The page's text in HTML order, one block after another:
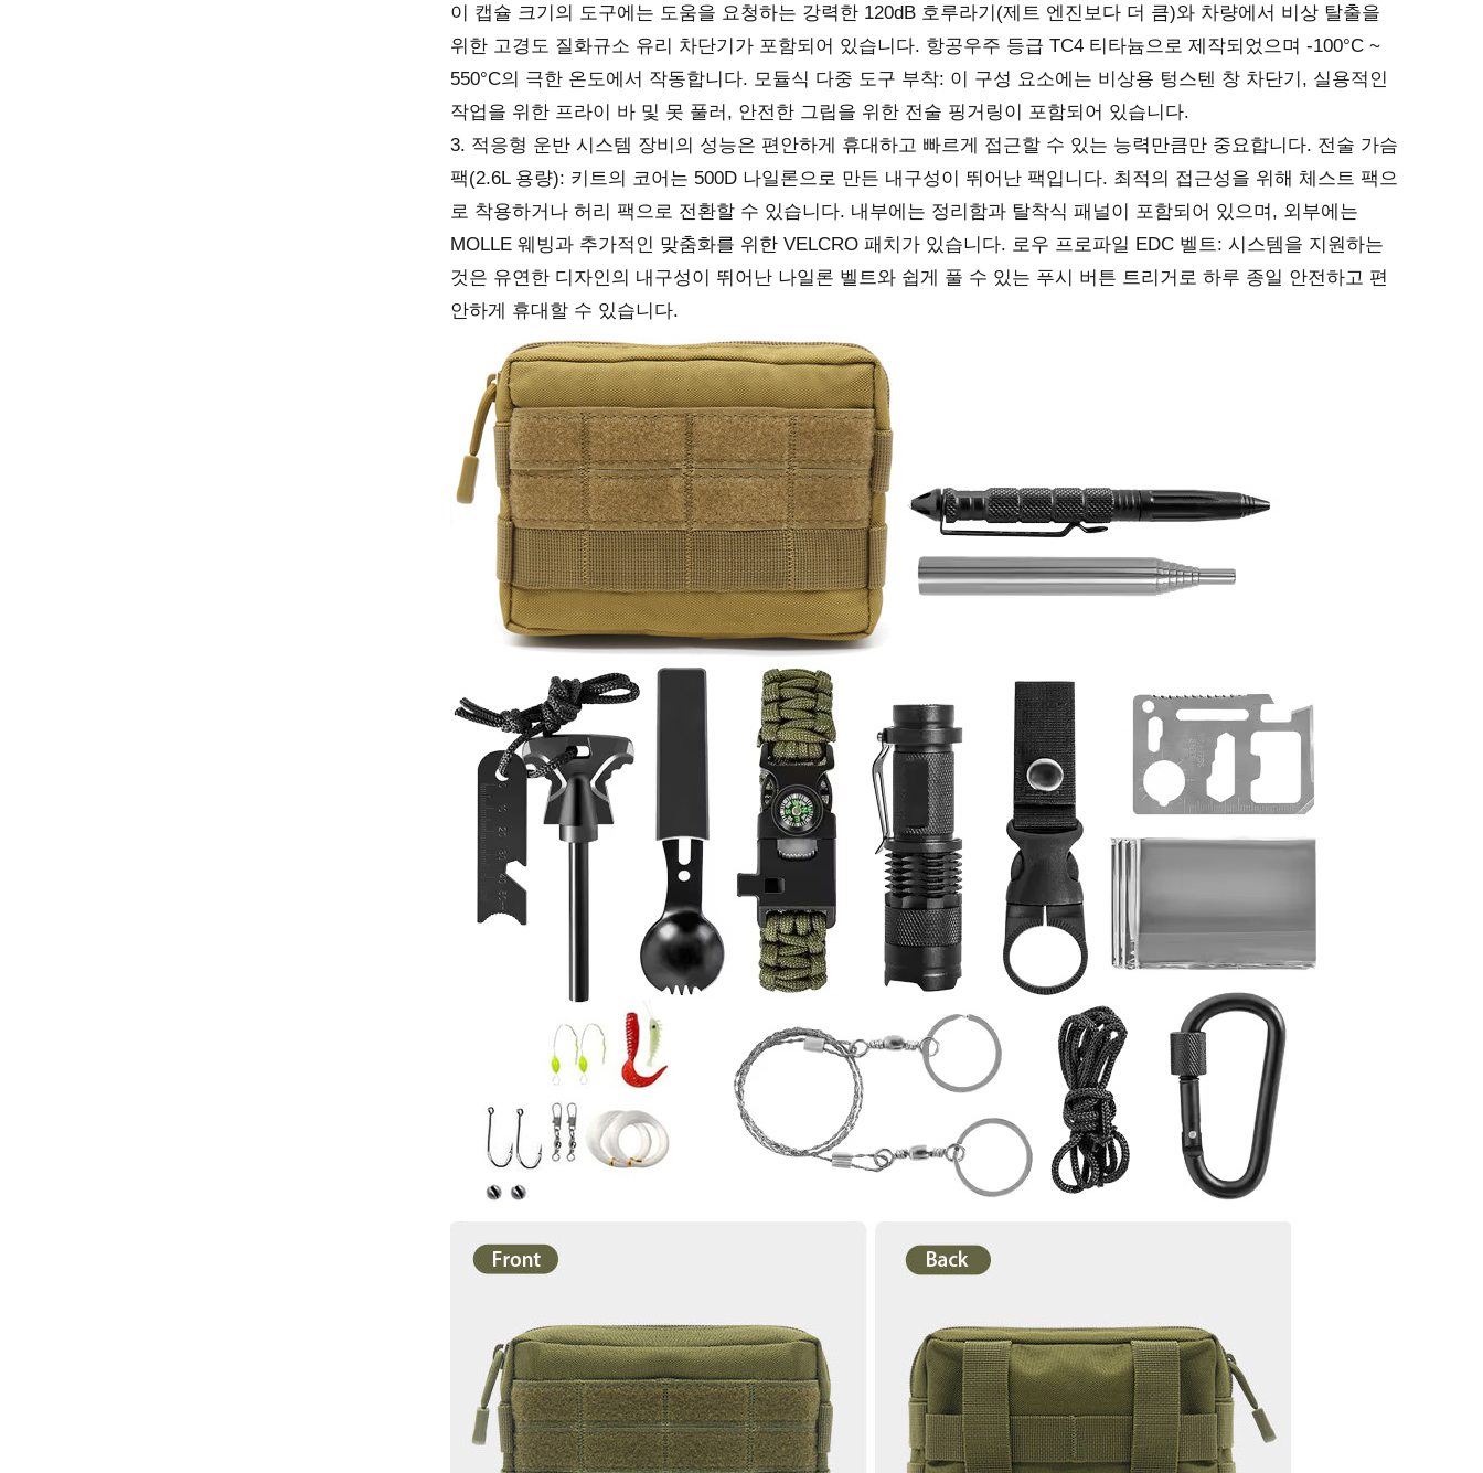
이 캡슐 크기의 도구에는 도움을 요청하는 강력한 120dB 호루라기(제트 엔진보다 더 큼)와 차량에서 비상 탈출을
위한 고경도 질화규소 유리 차단기가 포함되어 있습니다. 항공우주 등급 TC4 티타늄으로 제작되었으며 -100°C ~
550°C의 극한 온도에서 작동합니다. 모듈식 다중 도구 부착: 이 구성 요소에는 비상용 텅스텐 창 차단기, 실용적인
작업을 위한 프라이 바 및 못 풀러, 안전한 그립을 위한 전술 핑거링이 포함되어 있습니다.
3. 적응형 운반 시스템 장비의 성능은 편안하게 휴대하고 빠르게 접근할 수 있는 능력만큼만 중요합니다. 전술 가슴
팩(2.6L 용량): 키트의 코어는 500D 나일론으로 만든 내구성이 뛰어난 팩입니다. 최적의 접근성을 위해 체스트 팩으
로 착용하거나 허리 팩으로 전환할 수 있습니다. 내부에는 정리함과 탈착식 패널이 포함되어 있으며, 외부에는
MOLLE 웨빙과 추가적인 맞춤화를 위한 VELCRO 패치가 있습니다. 로우 프로파일 EDC 벨트: 시스템을 지원하는
것은 유연한 디자인의 내구성이 뛰어난 나일론 벨트와 쉽게 풀 수 있는 푸시 버튼 트리거로 하루 종일 안전하고 편
안하게 휴대할 수 있습니다.